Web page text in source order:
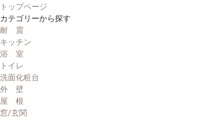
トップページ
カテゴリーから探す
耐 震
キッチン
浴 室
トイレ
洗面化粧台
外 壁
屋 根
窓/玄関